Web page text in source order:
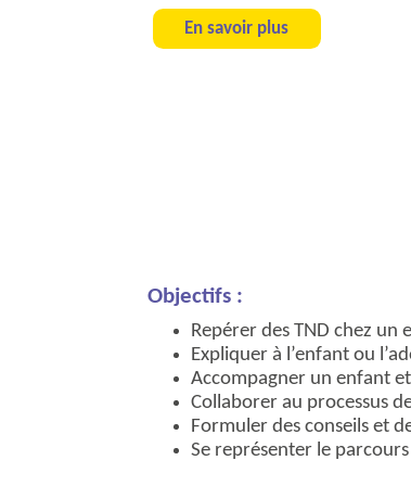
En savoir plus
Objectifs :
Repérer des TND chez
Expliquer à l’enfant ou
Accompagner un enfant
Collaborer au processus
Formuler des conseils et
Se représenter le